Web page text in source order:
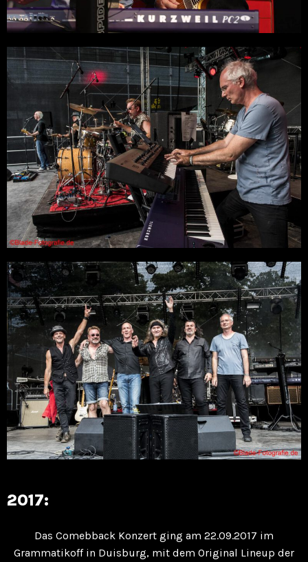
2017:
Das Comebback Konzert ging am 22.09.2017 im
Grammatikoff in Duisburg, mit dem Original Lineup der